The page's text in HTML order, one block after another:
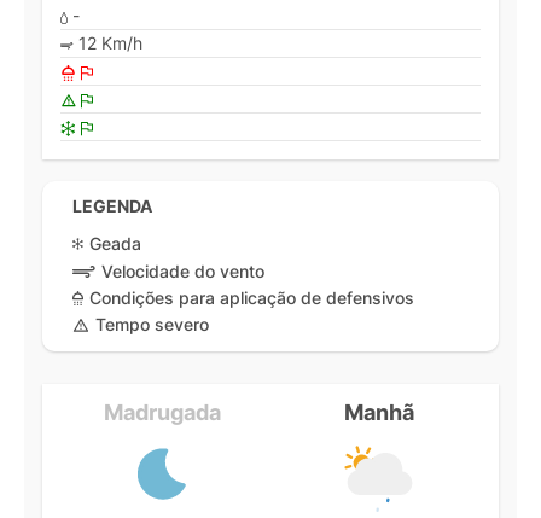
-
12 Km/h
LEGENDA
Geada
Velocidade do vento
Condições para aplicação de defensivos
Tempo severo
Madrugada Manhã